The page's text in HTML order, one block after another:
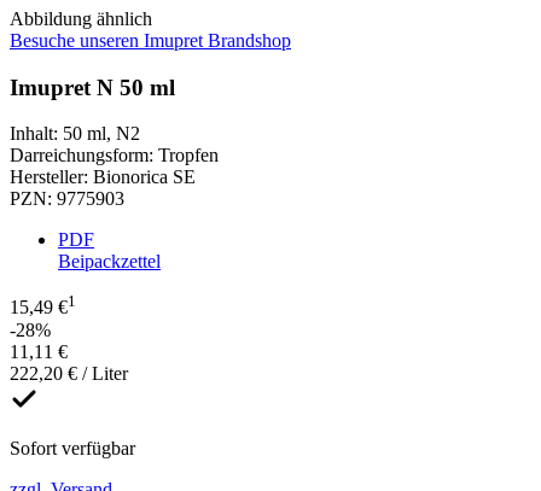
Abbildung ähnlich
Besuche unseren Imupret Brandshop
Imupret N 50 ml
Inhalt: 50 ml, N2
Darreichungsform: Tropfen
Hersteller: Bionorica SE
PZN: 9775903
PDF
Beipackzettel
15,49 €1
-28%
11,11 €
222,20 € / Liter
Sofort verfügbar